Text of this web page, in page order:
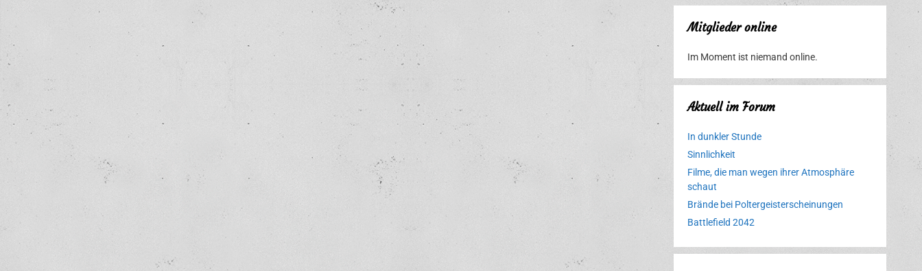
Mitglieder online
Im Moment ist niemand online.
Aktuell im Forum
In dunkler Stunde
Sinnlichkeit
Filme, die man wegen ihrer Atmosphäre
schaut
Brände bei Poltergeisterscheinungen
Battlefield 2042
Erlebnispark
Verbotene